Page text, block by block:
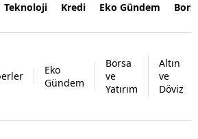
Teknoloji Kredi Eko Gündem
Eko
Gündem
Borsa
ve
Yatırım
Altın
ve
Döviz